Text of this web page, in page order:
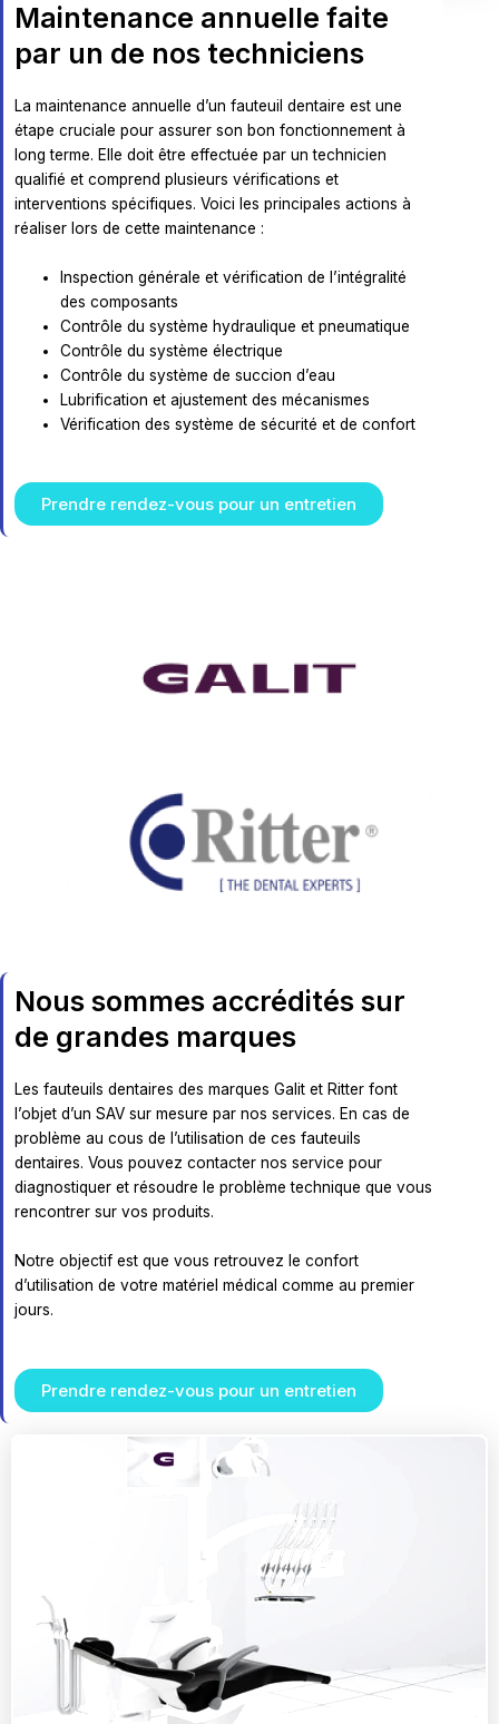
Maintenance annuelle faite
par un de nos techniciens
La maintenance annuelle d’un fauteuil dentaire est une
étape cruciale pour assurer son bon fonctionnement à
long terme. Elle doit être effectuée par un technicien
qualifié et comprend plusieurs vérifications et
interventions spécifiques. Voici les principales actions à
réaliser lors de cette maintenance :
Inspection générale et vérification de l’intégralité
des composants
Contrôle du système hydraulique et pneumatique
Contrôle du système électrique
Contrôle du système de succion d’eau
Lubrification et ajustement des mécanismes
Vérification des système de sécurité et de confort
Prendre rendez-vous pour un entretien
Nous sommes accrédités sur
de grandes marques
Les fauteuils dentaires des marques Galit et Ritter font
l’objet d’un SAV sur mesure par nos services. En cas de
problème au cous de l’utilisation de ces fauteuils
dentaires. Vous pouvez contacter nos service pour
diagnostiquer et résoudre le problème technique que vous
rencontrer sur vos produits.
Notre objectif est que vous retrouvez le confort
d’utilisation de votre matériel médical comme au premier
jours.
Prendre rendez-vous pour un entretien